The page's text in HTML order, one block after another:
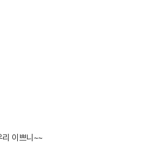
리 이쁘니~~